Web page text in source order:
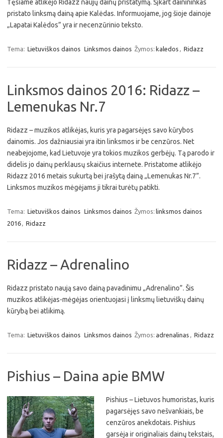
Tęsiame atlikėjo Ridazz naujų dainų pristatymą. Šįkart dainininkas
pristato linksmą dainą apie Kalėdas. Informuojame, jog šioje dainoje
„Lapatai Kalėdos” yra ir necenzūrinio teksto.
Tema: Lietuviškos dainos Linksmos dainos Žymos: kaledos , Ridazz
Linksmos dainos 2016: Ridazz –
Lemenukas Nr.7
Ridazz – muzikos atlikėjas, kuris yra pagarsėjęs savo kūrybos
dainomis. Jos dažniausiai yra itin linksmos ir be cenzūros. Net
neabejojome, kad Lietuvoje yra tokios muzikos gerbėjų. Tą parodo ir
didelis jo dainų perklausų skaičius internete. Pristatome atlikėjo
Ridazz 2016 metais sukurtą bei įrašytą dainą „Lemenukas Nr.7”.
Linksmos muzikos mėgėjams ji tikrai turėtų patikti.
Tema: Lietuviškos dainos Linksmos dainos Žymos: linksmos dainos
2016, Ridazz
Ridazz – Adrenalino
Ridazz pristato naują savo dainą pavadinimu „Adrenalino”. Šis
muzikos atlikėjas-mėgėjas orientuojasi į linksmų lietuviškų dainų
kūrybą bei atlikimą.
Tema: Lietuviškos dainos Linksmos dainos Žymos: adrenalinas , Ridazz
Pishius – Daina apie BMW
Pishius – Lietuvos humoristas, kuris
pagarsėjęs savo nešvankiais, be
cenzūros anekdotais. Pishius
garsėja ir originaliais dainų tekstais,